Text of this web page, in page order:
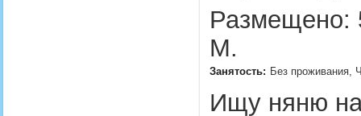
Размещено:
М.
Занятость: Без проживания,
Ищу няню